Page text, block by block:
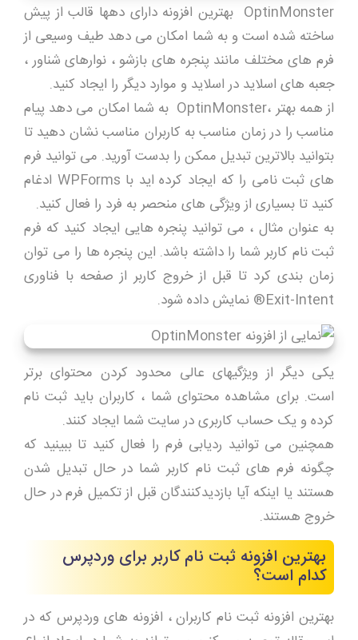
OptinMonster بهترین افزونه دارای دهها قالب از پیش
ساخته شده است و به شما امکان می دهد طیف وسیعی از
فرم های مختلف مانند پنجره های بازشو ، نوارهای شناور ،
جعبه های اسلاید در اسلاید و موارد دیگر را ایجاد کنید.
از همه بهتر ،OptinMonster به شما امکان می دهد پیام
مناسب را در زمان مناسب به کاربران مناسب نشان دهید تا
بتوانید بالاترین تبدیل ممکن را بدست آورید. می توانید فرم
های ثبت نامی را که ایجاد کرده اید با WPForms ادغام
کنید تا بسیاری از ویژگی های منحصر به فرد را فعال کنید.
به عنوان مثال ، می توانید پنجره هایی ایجاد کنید که فرم
ثبت نام کاربر شما را داشته باشد. این پنجره ها را می توان
زمان بندی کرد تا قبل از خروج کاربر از صفحه با فناوری
Exit-Intent® نمایش داده شود.
یکی دیگر از ویژگیهای عالی محدود کردن محتوای برتر
است. برای مشاهده محتوای شما ، کاربران باید ثبت نام
کرده و یک حساب کاربری در سایت شما ایجاد کنند.
همچنین می توانید ردیابی فرم را فعال کنید تا ببینید که
چگونه فرم های ثبت نام کاربر شما در حال تبدیل شدن
هستند یا اینکه آیا بازدیدکنندگان قبل از تکمیل فرم در حال
خروج هستند.
بهترین افزونه ثبت نام کاربر برای وردپرس
کدام است؟
بهترین افزونه ثبت نام کاربران ، افزونه های وردپرس که در